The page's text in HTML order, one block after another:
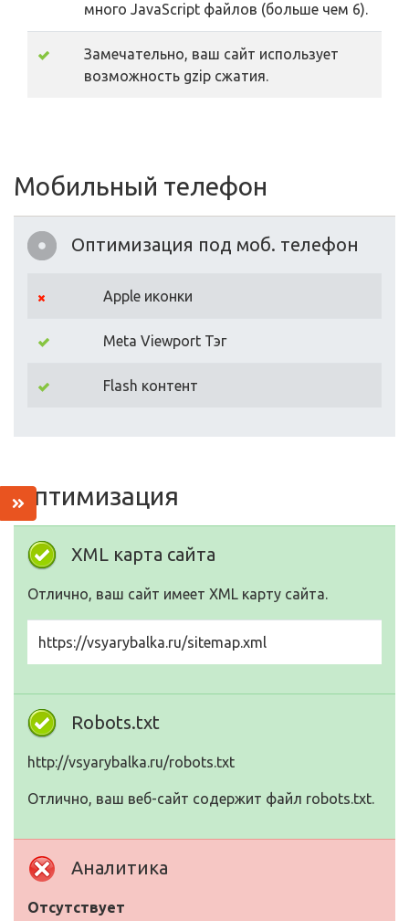
много JavaScript файлов (больше чем 6).
Замечательно, ваш сайт использует
возможность gzip сжатия.
Мобильный телефон
Оптимизация под моб. телефон
Apple иконки
Meta Viewport Тэг
Flash контент
Оптимизация
XML карта сайта
Отлично, ваш сайт имеет XML карту сайта.
https://vsyarybalka.ru/sitemap.xml
Robots.txt
http://vsyarybalka.ru/robots.txt
Отлично, ваш веб-сайт содержит файл robots.txt.
Аналитика
Отсутствует